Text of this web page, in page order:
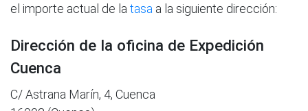
el importe actual de la tasa a la siguiente dirección:
Dirección de la oficina de Expedición
Cuenca
C/ Astrana Marín, 4, Cuenca